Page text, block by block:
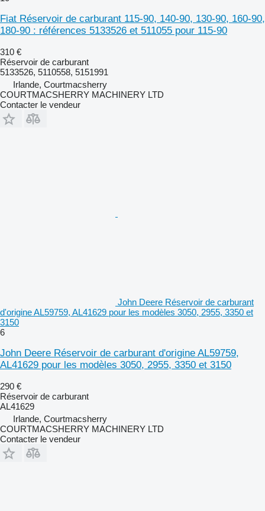
Fiat Réservoir de carburant 115-90, 140-90, 130-90, 160-90,
180-90 : références 5133526 et 511055 pour 115-90
310 €
Réservoir de carburant
5133526, 5110558, 5151991
Irlande, Courtmacsherry
COURTMACSHERRY MACHINERY LTD
Contacter le vendeur
John Deere Réservoir de carburant
d'origine AL59759, AL41629 pour les modèles 3050, 2955, 3350 et
3150
6
John Deere Réservoir de carburant d'origine AL59759,
AL41629 pour les modèles 3050, 2955, 3350 et 3150
290 €
Réservoir de carburant
AL41629
Irlande, Courtmacsherry
COURTMACSHERRY MACHINERY LTD
Contacter le vendeur